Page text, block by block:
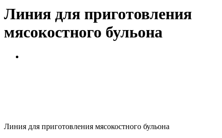
Линия для приготовления
мясокостного бульона
Линия для приготовления мясокостного бульона